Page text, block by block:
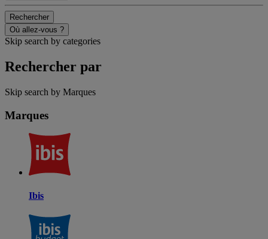
Rechercher
Où allez-vous ?
Skip search by categories
Rechercher par
Skip search by Marques
Marques
Ibis